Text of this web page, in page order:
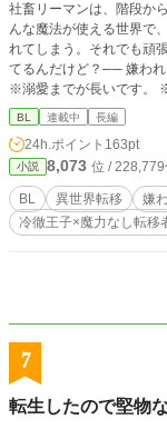
社畜リーマンは、階段か
んな魔法が使える世界で
れてしまう。それでも頑
てるんだけど？── 嫌われ→愛され 不憫受け 美形×平凡 要素があります。
※溺愛までが長いです。
です。
BL 連載中 長編
24h.ポイント 163pt
小説 8,073 位 /
BL 異世界転移 嫌
冷徹王子×魔力なし転移
7
転生したので堅物